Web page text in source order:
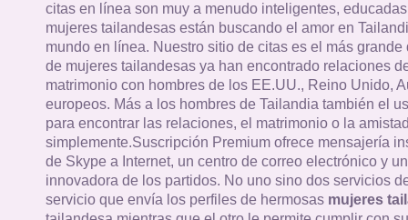
citas en línea son muy a menudo inteligentes,
mujeres tailandesas están buscando el amor en
mundo en línea. Nuestro sitio de citas es el más grande
de mujeres tailandesas ya han encontrado relaciones
matrimonio con hombres de los EE.UU., Reino Unido,
europeos. Más a los hombres de Tailandia también el
para encontrar las relaciones, el matrimonio o la
simplemente.Suscripción Premium ofrece mensajería
de Skype a Internet, un centro de correo electrónico y
innovadora de los partidos. No uno sino dos servicios
servicio que envía los perfiles de hermosas mujeres